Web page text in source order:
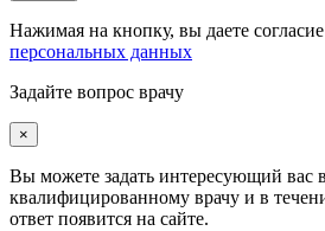
Нажимая на кнопку, вы даете
персональных данных
Задайте вопрос врачу
×
Вы можете задать интересующий вас
квалифицированному врачу и в
ответ появится на сайте.